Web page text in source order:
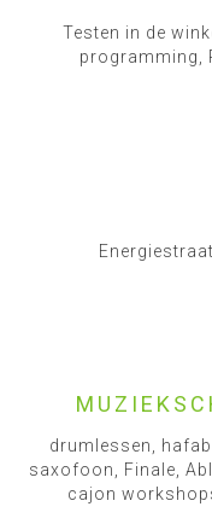
Testen in de
programming,
drumlessen,
saxofoon, Finale,
cajon